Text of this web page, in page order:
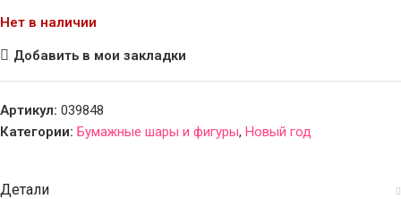
Нет в наличии
Добавить в мои закладки
Артикул: 039848
Категории: Бумажные шары и фигуры, Новый год
Детали